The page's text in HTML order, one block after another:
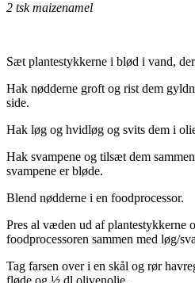
2 tsk maizenamel
Sæt plantestykkerne i blød i vand,
Hak nødderne groft og rist dem
side.
Hak løg og hvidløg og svits dem i
Hak svampene og tilsæt dem
svampene er bløde.
Blend nødderne i en foodprocessor.
Pres al væden ud af plantestykkerne
foodprocessoren sammen med løg/
Tag farsen over i en skål og rør